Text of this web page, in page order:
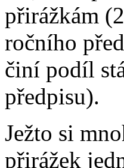
přirážkám
ročního
činí podíl
předpisu).
Ježto si
přirážek